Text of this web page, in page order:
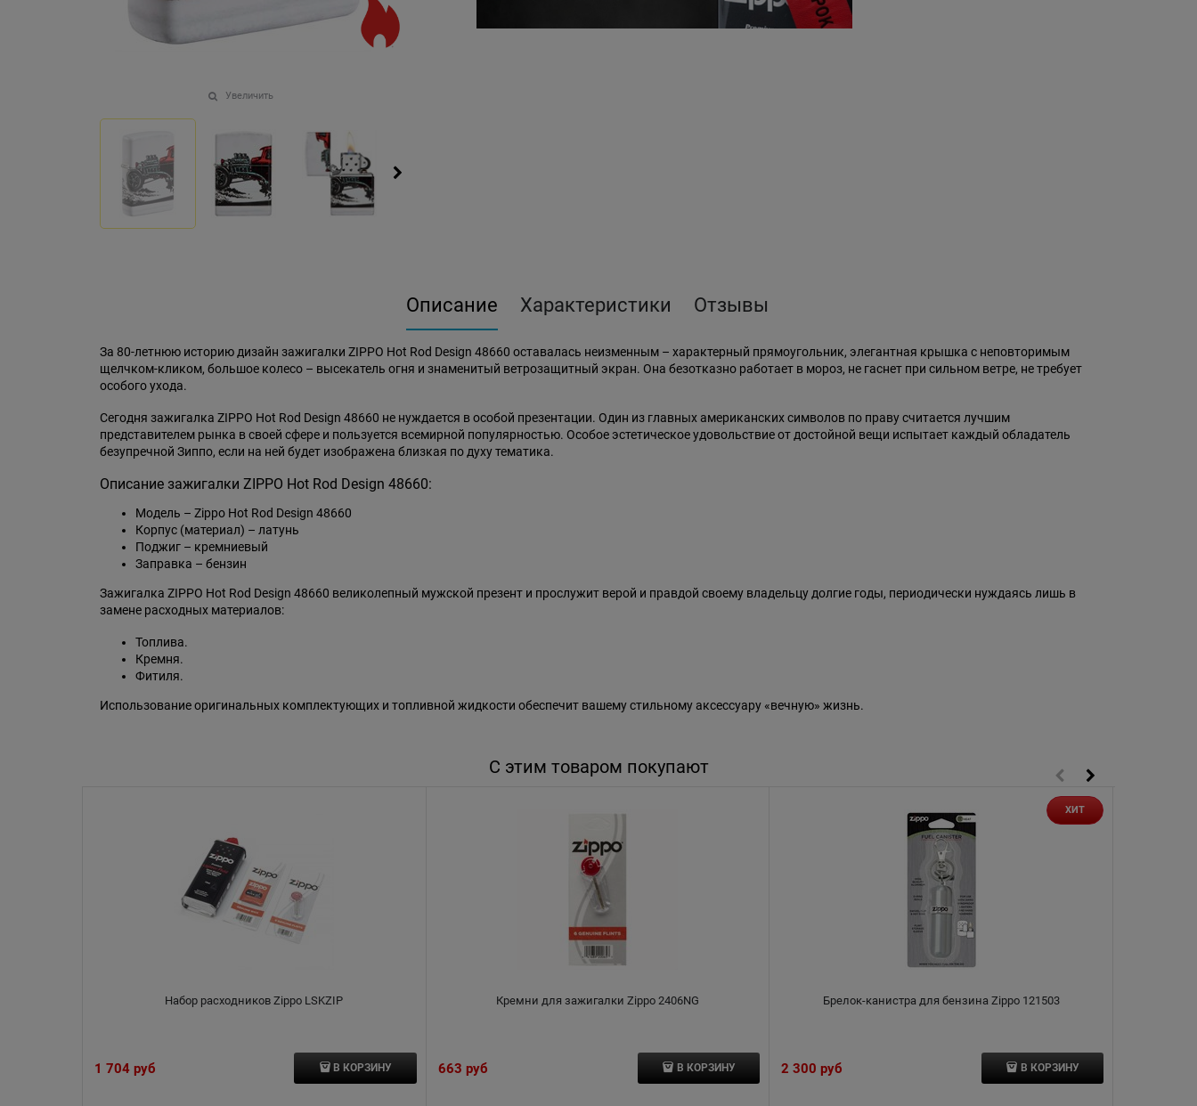
Увеличить
Описание Характеристики Отзывы
За 80-летнюю историю дизайн зажигалки ZIPPO Hot Rod Design 48660 оставалась неизменным – характерный прямоугольник, элегантная крышка с неповторимым
щелчком-кликом, большое колесо – высекатель огня и знаменитый ветрозащитный экран. Она безотказно работает в мороз, не гаснет при сильном ветре, не требует
особого ухода.
Сегодня зажигалка ZIPPO Hot Rod Design 48660 не нуждается в особой презентации. Один из главных американских символов по праву считается лучшим
представителем рынка в своей сфере и пользуется всемирной популярностью. Особое эстетическое удовольствие от достойной вещи испытает каждый обладатель
безупречной Зиппо, если на ней будет изображена близкая по духу тематика.
Описание зажигалки ZIPPO Hot Rod Design 48660:
Модель – Zippo Hot Rod Design 48660
Корпус (материал) – латунь
Поджиг – кремниевый
Заправка – бензин
Зажигалка ZIPPO Hot Rod Design 48660 великолепный мужской презент и прослужит верой и правдой своему владельцу долгие годы, периодически нуждаясь лишь в
замене расходных материалов:
Топлива.
Кремня.
Фитиля.
Использование оригинальных комплектующих и топливной жидкости обеспечит вашему стильному аксессуару «вечную» жизнь.
С этим товаром покупают
Набор расходников Zippo LSKZIP
1 704 руб В КОРЗИНУ
Кремни для зажигалки Zippo 2406NG
663 руб В КОРЗИНУ
Брелок-канистра для бензина Zippo 121503
ХИТ
2 300 руб В КОРЗИНУ